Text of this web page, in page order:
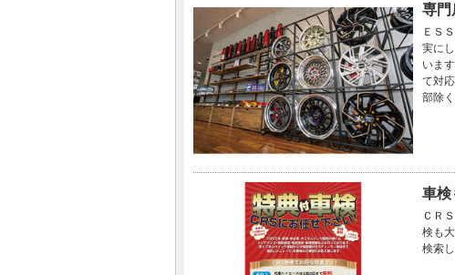
専門
ＥＳ
実に
いま
て対
部除く
車検
ＣＲ
検も
検索